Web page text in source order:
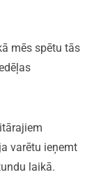
mēs spētu tās
varētu ieņemt
laikā.